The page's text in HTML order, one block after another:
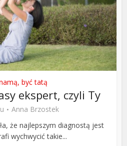
być tatą
ekspert, czyli Ty
Anna Brzostek
że najlepszym diagnostą jest
wychwycić takie...